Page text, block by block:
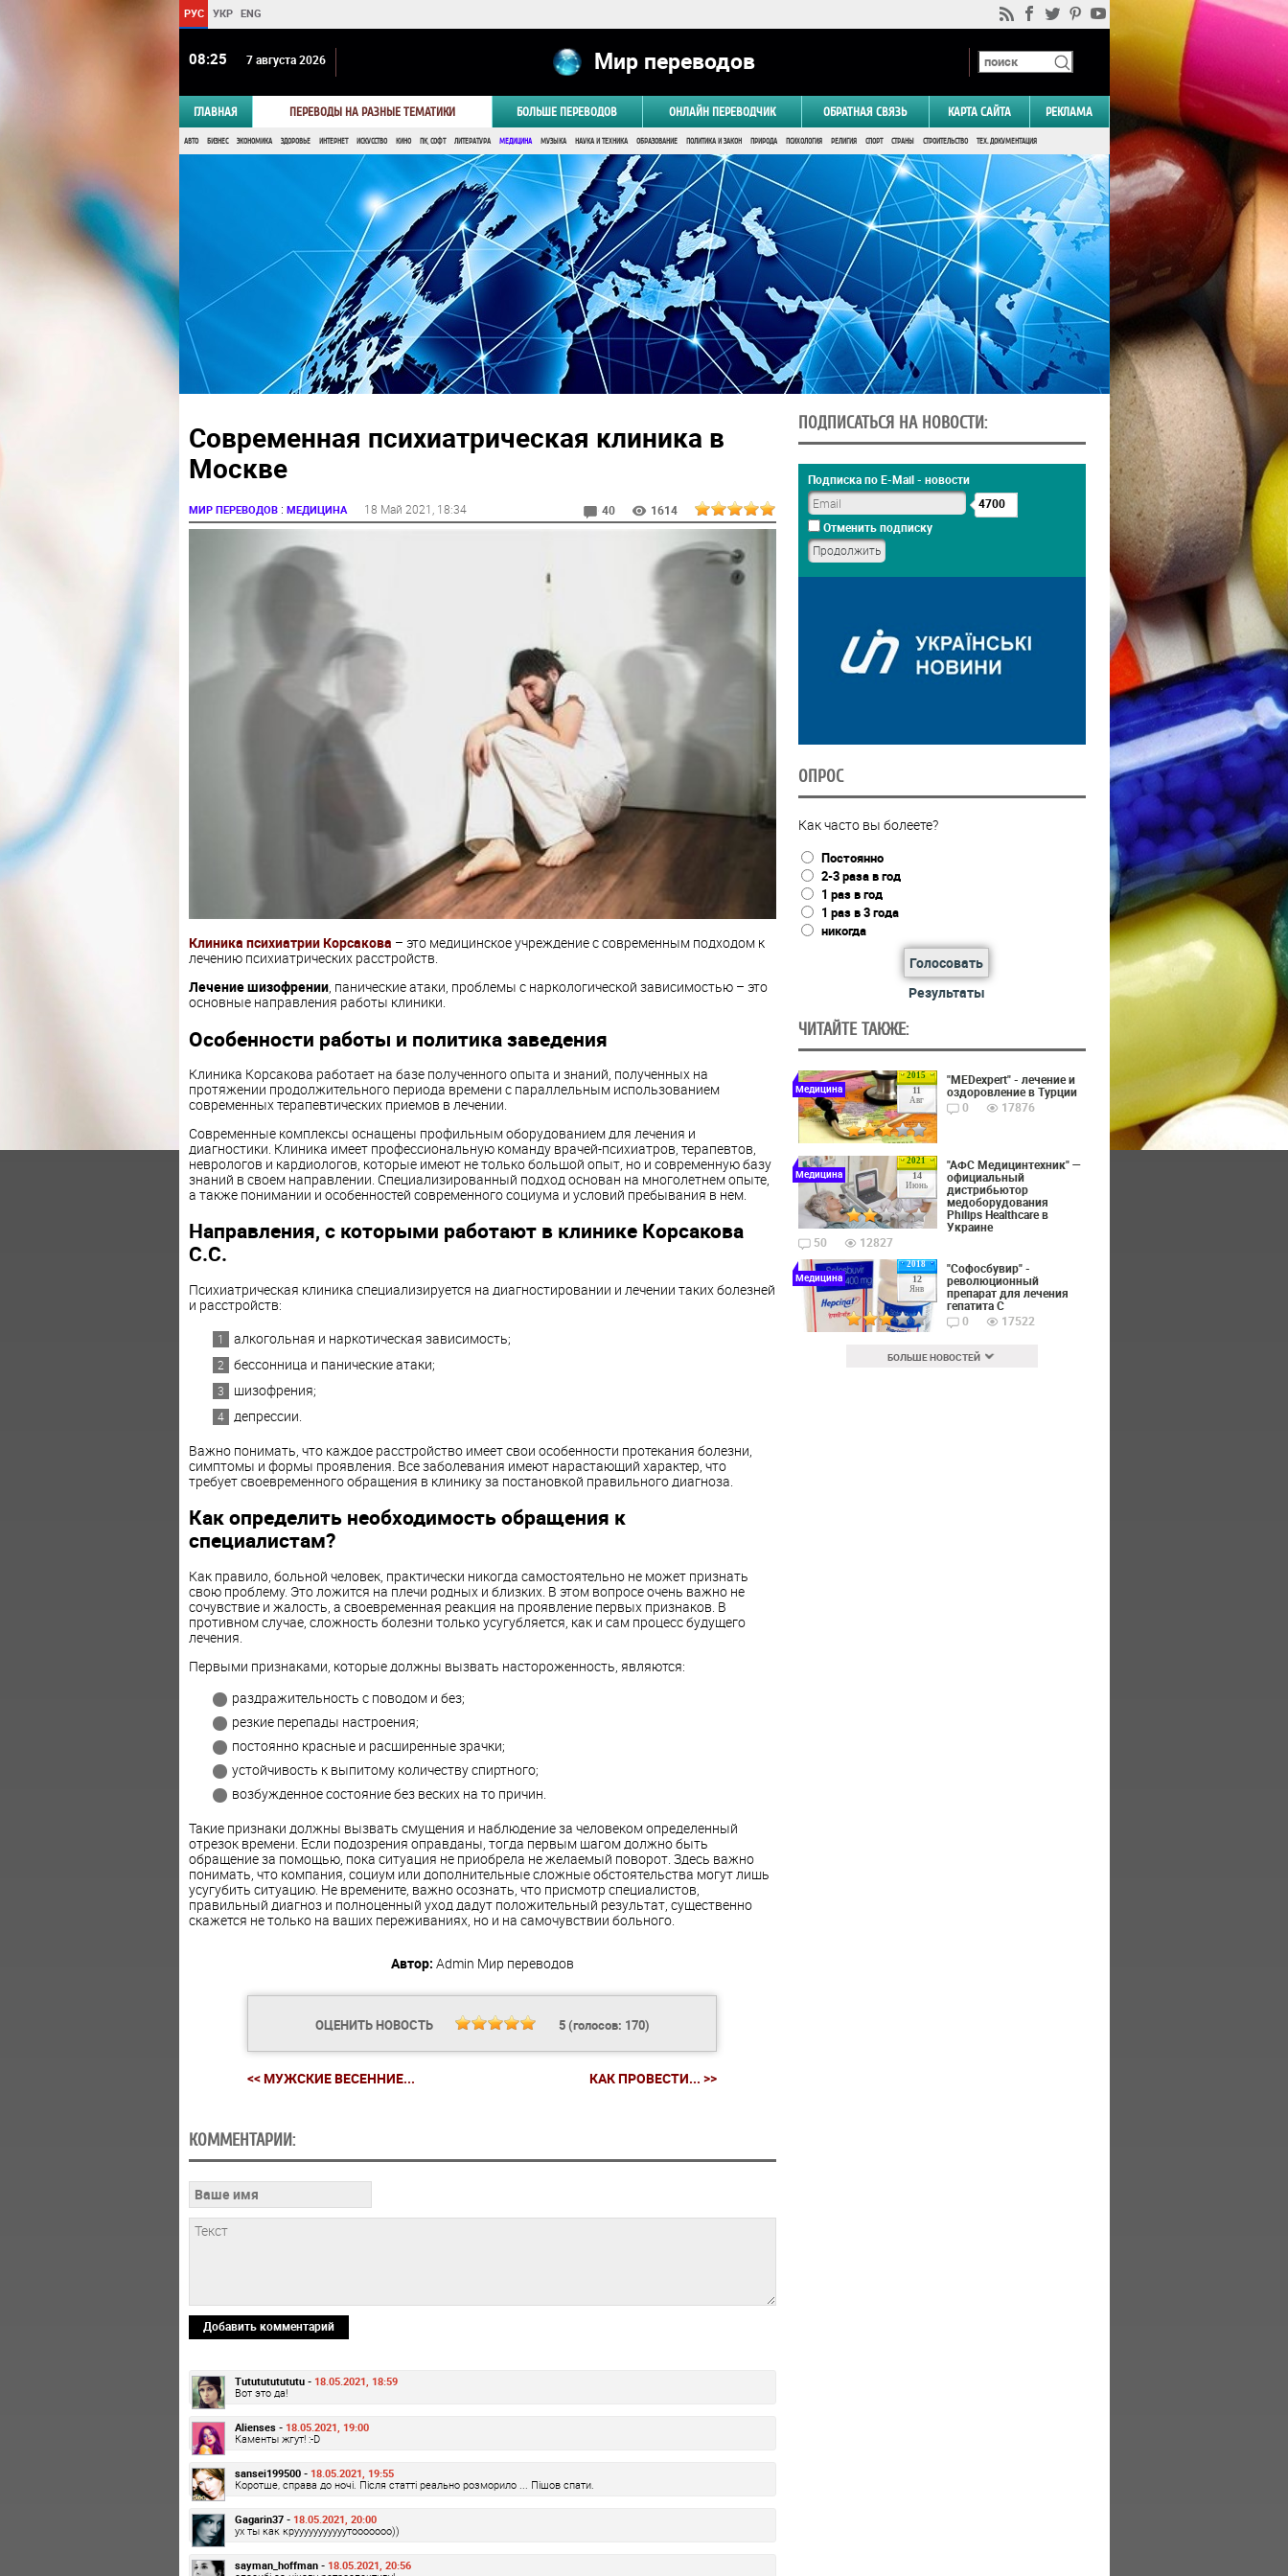
РУС УКР ENG
08 25 7 августа 2026 Мир переводов
ГЛАВНАЯ ПЕРЕВОДЫ НА РАЗНЫЕ ТЕМАТИКИ БОЛЬШЕ ПЕРЕВОДОВ ОНЛАЙН ПЕРЕВОДЧИК ОБРАТНАЯ СВЯЗЬ КАРТА САЙТА РЕКЛАМА
АВТО БИЗНЕС ЭКОНОМИКА ЗДОРОВЬЕ ИНТЕРНЕТ ИСКУССТВО КИНО ПК, СОФТ ЛИТЕРАТУРА МЕДИЦИНА МУЗЫКА НАУКА И ТЕХНИКА ОБРАЗОВАНИЕ ПОЛИТИКА И ЗАКОН ПРИРОДА ПСИХОЛОГИЯ РЕЛИГИЯ СПОРТ СТРАНЫ СТРОИТЕЛЬСТВО ТЕХ. ДОКУМЕНТАЦИЯ
Современная психиатрическая клиника в
Москве
МИР ПЕРЕВОДОВ: МЕДИЦИНА 18 Май 2021 , 18:34 40 1614
Клиника психиатрии Корсакова – это медицинское учреждение с современным подходом к
лечению психиатрических расстройств.
Лечение шизофрении, панические атаки, проблемы с наркологической зависимостью – это
основные направления работы клиники.
Особенности работы и политика заведения
Клиника Корсакова работает на базе полученного опыта и знаний, полученных на
протяжении продолжительного периода времени с параллельным использованием
современных терапевтических приемов в лечении.
Современные комплексы оснащены профильным оборудованием для лечения и
диагностики. Клиника имеет профессиональную команду врачей-психиатров, терапевтов,
неврологов и кардиологов, которые имеют не только большой опыт, но и современную базу
знаний в своем направлении. Специализированный подход основан на многолетнем опыте,
а также понимании и особенностей современного социума и условий пребывания в нем.
Направления, с которыми работают в клинике Корсакова
С.С.
Психиатрическая клиника специализируется на диагностировании и лечении таких болезней
и расстройств:
алкогольная и наркотическая зависимость;
бессонница и панические атаки;
шизофрения;
депрессии.
Важно понимать, что каждое расстройство имеет свои особенности протекания болезни,
симптомы и формы проявления. Все заболевания имеют нарастающий характер, что
требует своевременного обращения в клинику за постановкой правильного диагноза.
Как определить необходимость обращения к
специалистам?
Как правило, больной человек, практически никогда самостоятельно не может признать
свою проблему. Это ложится на плечи родных и близких. В этом вопросе очень важно не
сочувствие и жалость, а своевременная реакция на проявление первых признаков. В
противном случае, сложность болезни только усугубляется, как и сам процесс будущего
лечения.
Первыми признаками, которые должны вызвать настороженность, являются:
раздражительность с поводом и без;
резкие перепады настроения;
постоянно красные и расширенные зрачки;
устойчивость к выпитому количеству спиртного;
возбужденное состояние без веских на то причин.
Такие признаки должны вызвать смущения и наблюдение за человеком определенный
отрезок времени. Если подозрения оправданы, тогда первым шагом должно быть
обращение за помощью, пока ситуация не приобрела не желаемый поворот. Здесь важно
понимать, что компания, социум или дополнительные сложные обстоятельства могут лишь
усугубить ситуацию. Не времените, важно осознать, что присмотр специалистов,
правильный диагноз и полноценный уход дадут положительный результат, существенно
скажется не только на ваших переживаниях, но и на самочувствии больного.
Автор: Admin Мир переводов
ОЦЕНИТЬ НОВОСТЬ 5(голосов: 170)
<< МУЖСКИЕ ВЕСЕННИЕ... КАК ПРОВЕСТИ... >>
КОММЕНТАРИИ:
Добавить комментарий
Tututututututu - 18.05.2021, 18:59
Вот это да!
Alienses - 18.05.2021, 19:00
Каменты жгут! :-D
sansei199500 - 18.05.2021, 19:55
Коротше, справа до ночі. Після статті реально розморило ... Пішов спати.
Gagarin37 - 18.05.2021, 20:00
ух ты как крууууууууууутооооооо))
sayman_hoffman - 18.05.2021, 20:56
ПОДПИСАТЬСЯ НА НОВОСТИ:
Подписка по E-Mail - новости
4700
Отменить подписку
ОПРОС
Как часто вы болеете?
Постоянно
2-3 раза в год
1 раз в год
1 раз в 3 года
никогда
Голосовать
Результаты
ЧИТАЙТЕ ТАКЖЕ:
2015
11
Авг
Медицина
"MEDexpert" - лечение и
оздоровление в Турции
0
17876
2021
14
Июнь
Медицина
"АФС Медицинтехник" —
официальный
дистрибьютор
медоборудования
Philips Healthcare в
Украине
50
12827
2018
12
Янв
Медицина
"Софосбувир" -
революционный
препарат для лечения
гепатита С
0
17522
БОЛЬШЕ НОВОСТЕЙ